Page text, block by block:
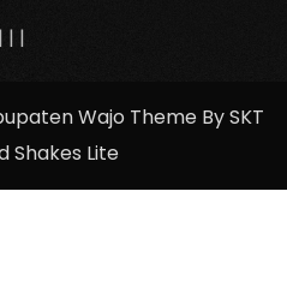
| | |
Wajo Theme By SKT
Shakes Lite